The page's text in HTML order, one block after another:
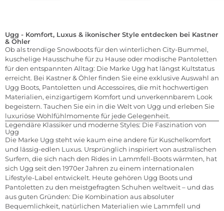
Ugg - Komfort, Luxus & ikonischer Style entdecken bei Kastner
& Öhler
Ob als trendige Snowboots für den winterlichen City-Bummel,
kuschelige Hausschuhe für zu Hause oder modische Pantoletten
für den entspannten Alltag: Die Marke Ugg hat längst Kultstatus
erreicht. Bei Kastner & Öhler finden Sie eine exklusive Auswahl an
Ugg Boots, Pantoletten und Accessoires, die mit hochwertigen
Materialien, einzigartigem Komfort und unverkennbarem Look
begeistern. Tauchen Sie ein in die Welt von Ugg und erleben Sie
luxuriöse Wohlfühlmomente für jede Gelegenheit.
Legendäre Klassiker und moderne Styles: Die Faszination von
Ugg
Die Marke Ugg steht wie kaum eine andere für Kuschelkomfort
und lässig-edlen Luxus. Ursprünglich inspiriert von australischen
Surfern, die sich nach den Rides in Lammfell-Boots wärmten, hat
sich Ugg seit den 1970er Jahren zu einem internationalen
Lifestyle-Label entwickelt. Heute gehören Ugg Boots und
Pantoletten zu den meistgefragten Schuhen weltweit – und das
aus guten Gründen: Die Kombination aus absoluter
Bequemlichkeit, natürlichen Materialien wie Lammfell und